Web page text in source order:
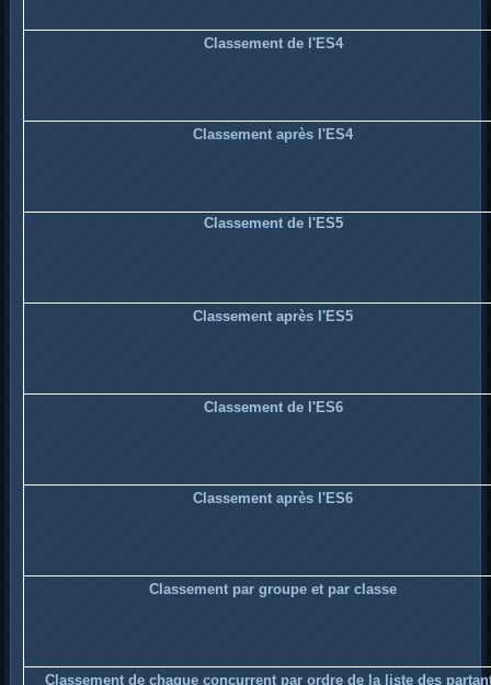
Classement de l'ES4
Classement après l'ES4
Classement de l'ES5
Classement après l'ES5
Classement de l'ES6
Classement après l'ES6
Classement par groupe et par classe
Classement de chaque concurrent par ordre de la liste des